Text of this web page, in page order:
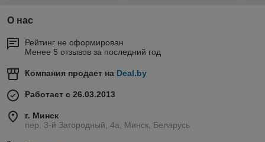
О нас
Рейтинг не сформирован
Менее 5 отзывов за последний год
Компания продает на Deal.by
Работает с 26.03.2013
г. Минск
пер. 3-й Загородный, 4а, Минск, Беларусь